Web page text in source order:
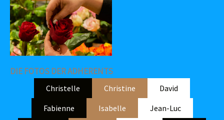
DIE FOTOS DER ADHERENTS
Christelle Christine
David
Fabienne
Isabelle
Jean-Luc